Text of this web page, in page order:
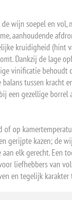
wijn soepel en vol,
aanhoudende
kruidigheid (hint
Dankzij de lage
vinificatie behoudt
tussen kracht
een gezellige borrel
of op
gerijpte kazen; de
elk gerecht. Een
liefhebbers van
en tegelijk karakter